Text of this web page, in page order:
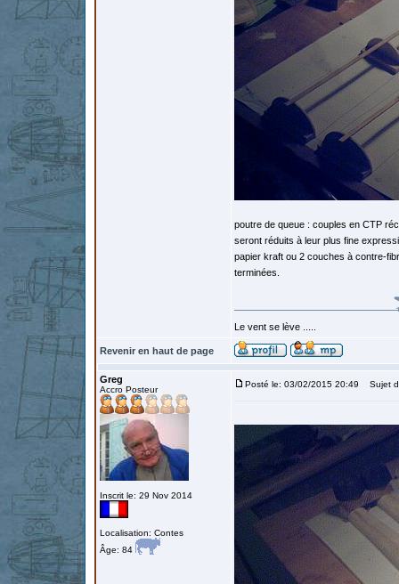
poutre de queue : couples en CTP
seront réduits à leur plus fine
papier kraft ou 2 couches à contre-
terminées.
Le vent se lève .....
Revenir en haut de page
Greg
Accro Posteur
Inscrit le: 29 Nov 2014
Localisation: Contes
Âge: 84
Posté le: 03/02/2015 20:49 Sujet